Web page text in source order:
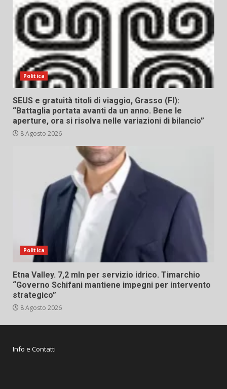
Politica
SEUS e gratuità titoli di viaggio, Grasso (FI):
“Battaglia portata avanti da un anno. Bene le
aperture, ora si risolva nelle variazioni di bilancio”
8 Agosto 2026
Politica
Etna Valley. 7,2 mln per servizio idrico. Timarchio
“Governo Schifani mantiene impegni per intervento
strategico”
8 Agosto 2026
Info e Contatti